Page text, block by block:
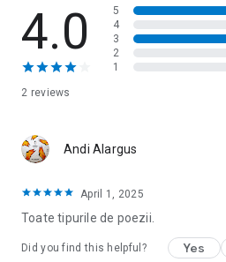
indiferent de epoca în care
tipare/ Dăltuite din doi corcoduși,/
sare/ Și să scriu.../ Poezii cu
părinților poetei întru recunoștință
ncolțește rotund,/ Ca o pâine. În
copertă, minunata lume a
Bărăganului de altădată și se
închinată naturii.
Virgil ANDRONESCU
4.0
2 reviews
5
4
3
2
1
Andi Alargus
April 1, 2025
Toate tipurile de poezii.
Did you find this helpful? Yes